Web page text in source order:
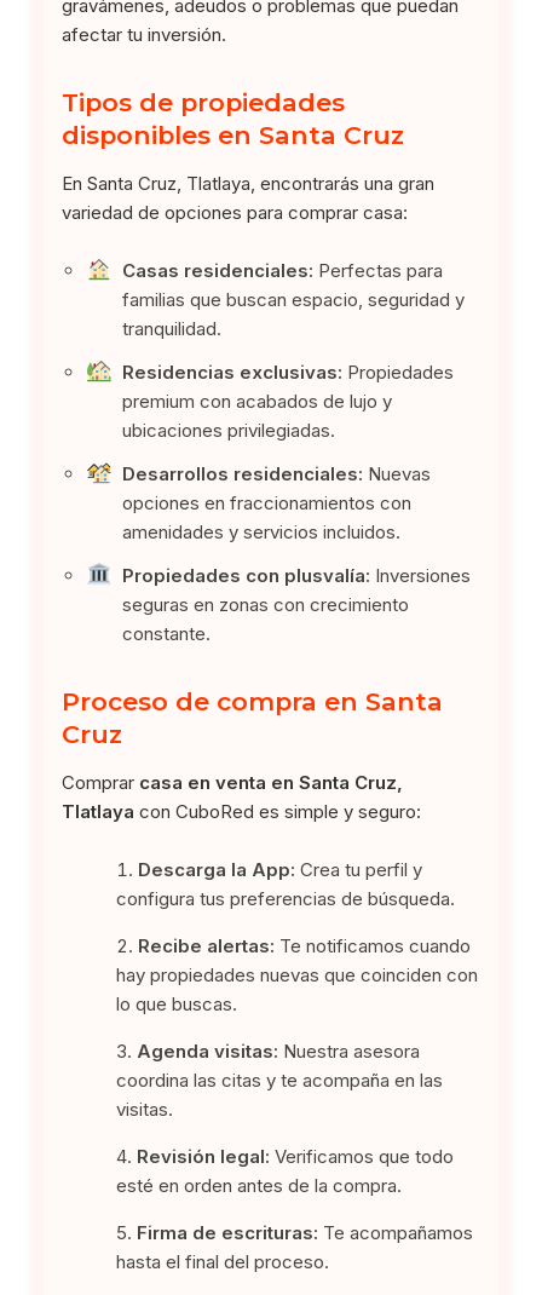
gravámenes, adeudos o problemas que puedan
afectar tu inversión.
Tipos de propiedades
disponibles en Santa Cruz
En Santa Cruz, Tlatlaya, encontrarás una gran
variedad de opciones para comprar casa:
Casas residenciales: Perfectas para
familias que buscan espacio, seguridad y
tranquilidad.
Residencias exclusivas: Propiedades
premium con acabados de lujo y
ubicaciones privilegiadas.
Desarrollos residenciales: Nuevas
opciones en fraccionamientos con
amenidades y servicios incluidos.
Propiedades con plusvalía: Inversiones
seguras en zonas con crecimiento
constante.
Proceso de compra en Santa
Cruz
Comprar casa en venta en Santa Cruz,
Tlatlaya con CuboRed es simple y seguro:
Descarga la App: Crea tu perfil y
configura tus preferencias de búsqueda.
Recibe alertas: Te notificamos cuando
hay propiedades nuevas que coinciden con
lo que buscas.
Agenda visitas: Nuestra asesora
coordina las citas y te acompaña en las
visitas.
Revisión legal: Verificamos que todo
esté en orden antes de la compra.
Firma de escrituras: Te acompañamos
hasta el final del proceso.